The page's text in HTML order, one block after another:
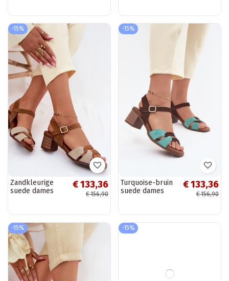
-15%
Zandkleurige
suede dames
€ 133,36
€ 156,90
-15%
Turquoise-bruin
suede dames
€ 133,36
€ 156,90
-15% -15%